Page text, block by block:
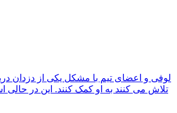
لوفی و اعضای تیم با مشکل یکی از دزدان
تلاش می کنند به او کمک کنند. این در حالی